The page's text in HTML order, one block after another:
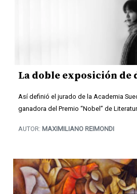
La doble exposición de
Así definió el jurado de la Academia
ganadora del Premio “Nobel” de
AUTOR: MAXIMILIANO REIMONDI